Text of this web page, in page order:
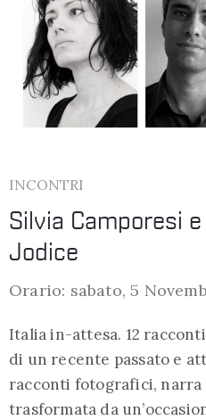
INCONTRI
Silvia Camporesi
Jodice
Orario: sabato, 5
Italia in-attesa. 12
di un recente passato e
racconti fotografici, narra
trasformata da